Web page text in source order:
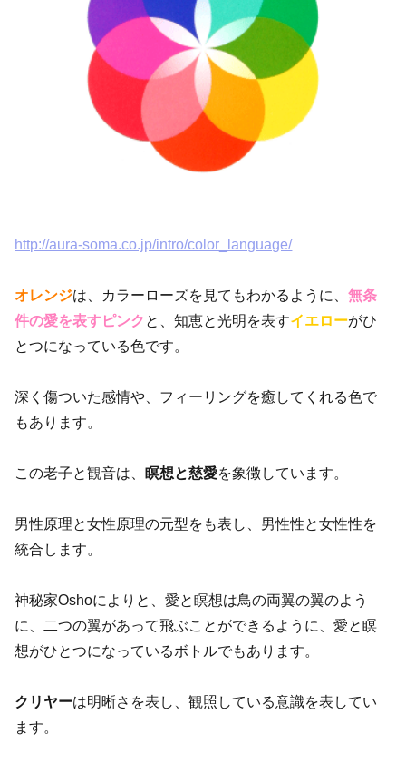
http://aura-soma.co.jp/intro/color_language/
オレンジは、カラーローズを見てもわかるように、無条
件の愛を表すピンク と、知恵と光明を表すイエローがひ
とつになっている色です。
深く傷ついた感情や、フィーリングを癒してくれる色で
もあります。
この老子と観音は、瞑想と慈愛を象徴しています。
男性原理と女性原理の元型をも表し、男性性と女性性を
統合します。
神秘家Oshoによりと、愛と瞑想は鳥の両翼の翼のよう
に、二つの翼があって飛ぶことができるように、愛と瞑
想がひとつになっているボトルでもあります。
クリヤーは明晰さを表し、観照している意識を表してい
ます。